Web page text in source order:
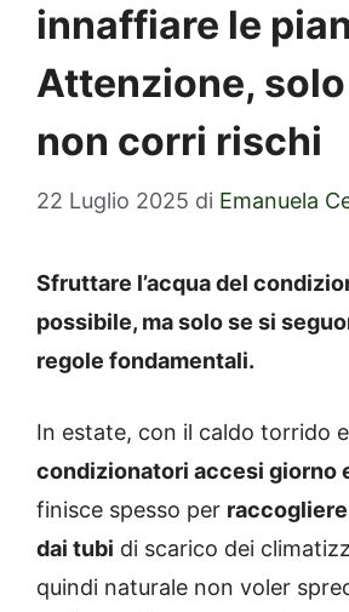
innaffiare le
Attenzione,
non corri rischi
22 Luglio 2025 di Emanuela
Sfruttare l’acqua del
possibile, ma solo se si
regole fondamentali.
In estate, con il caldo torrido
condizionatori accesi giorno
finisce spesso per raccogliere
dai tubi di scarico dei
quindi naturale non voler